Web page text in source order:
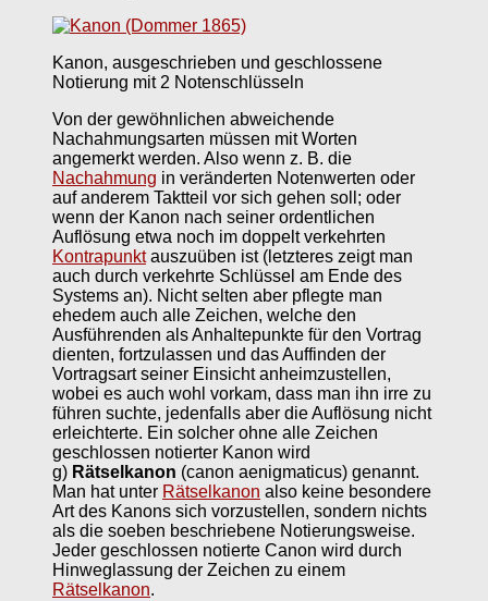
Kanon, ausgeschrieben und geschlossene
Notierung mit 2 Notenschlüsseln
Von der gewöhnlichen abweichende
Nachahmungsarten müssen mit Worten
angemerkt werden. Also wenn z. B. die
Nachahmung in veränderten Notenwerten oder
auf anderem Taktteil vor sich gehen soll; oder
wenn der Kanon nach seiner ordentlichen
Auflösung etwa noch im doppelt verkehrten
Kontrapunktauszuüben ist (letzteres zeigt man
auch durch verkehrte Schlüssel am Ende des
Systems an). Nicht selten aber pflegte man
ehedem auch alle Zeichen, welche den
Ausführenden als Anhaltepunkte für den Vortrag
dienten, fortzulassen und das Auffinden der
Vortragsart seiner Einsicht anheimzustellen,
wobei es auch wohl vorkam, dass man ihn irre zu
führen suchte, jedenfalls aber die Auflösung nicht
erleichterte. Ein solcher ohne alle Zeichen
geschlossen notierter Kanon wird
g) Rätselkanon (canon aenigmaticus) genannt.
Man hat unter Rätselkanon also keine besondere
Art des Kanons sich vorzustellen, sondern nichts
als die soeben beschriebene Notierungsweise.
Jeder geschlossen notierte Canon wird durch
Hinweglassung der Zeichen zu einem
Rätselkanon.